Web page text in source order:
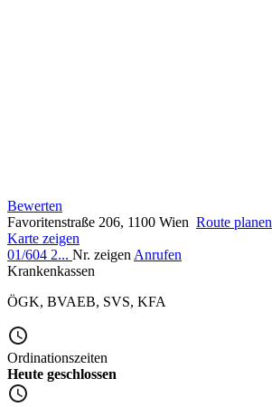
Bewerten
Favoritenstraße 206, 1100 Wien Route planen
Karte zeigen
01/604 2... Nr. zeigen Anrufen
Krankenkassen
ÖGK, BVAEB, SVS, KFA
Ordinationszeiten
Heute geschlossen